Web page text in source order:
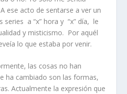
ese acto de sentarse a ver un
series a “x” hora y “x” día, le
y misticismo. Por aquél
lo que estaba por venir.
las cosas no han
ha cambiado son las formas,
Actualmente la expresión que